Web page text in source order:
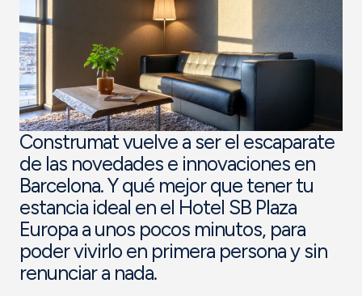
Construmat vuelve a ser el escaparate
de las novedades e innovaciones en
Barcelona. Y qué mejor que tener tu
estancia ideal en el Hotel SB Plaza
Europa a unos pocos minutos, para
poder vivirlo en primera persona y sin
renunciar a nada.